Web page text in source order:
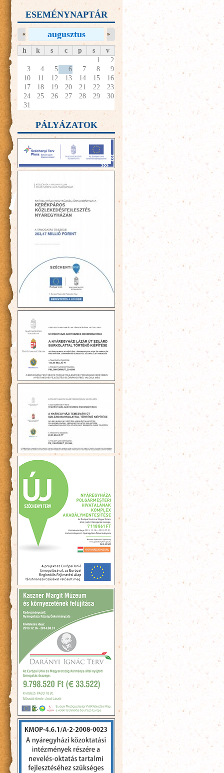
ESEMÉNYNAPTÁR
augusztus
« »
h k s c p s
v
1
2
3
4 5 6 7 8
9
10
11 12 13 14 15
16
17
18 19 20 21 22
23
24
25 26 27 28 29
30
31
PÁLYÁZATOK